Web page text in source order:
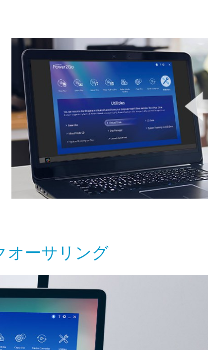
オーサリング